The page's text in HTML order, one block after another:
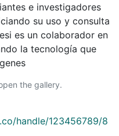
e investigadores
su uso y consulta
es un colaborador en
la tecnología que
the gallery.
handle/123456789/8